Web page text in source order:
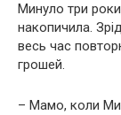
Минуло три
накопичила.
весь час
грошей.
– Мамо, коли